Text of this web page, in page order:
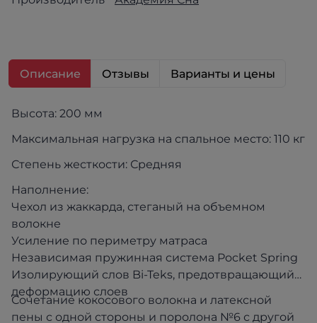
Описание Отзывы Варианты и цены
Высота: 200 мм
Максимальная нагрузка на спальное место: 110 кг
Степень жесткости: Средняя
Наполнение:
Чехол из жаккарда, стеганый на объемном
волокне
Усиление по периметру матраса
Независимая пружинная система Pocket Spring
Изолирующий слов Bi-Teks, предотвращающий
деформацию слоев
Сочетание кокосового волокна и латексной
пены с одной стороны и поролона №6 с другой